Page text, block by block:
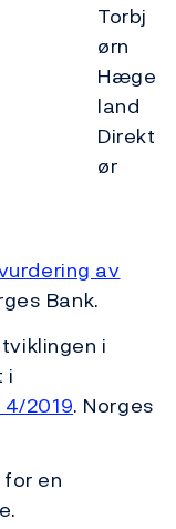
Torbj
ørn
Hæge
land
Direkt
ør
av
Bank.
i
i
2019. Norges
for en